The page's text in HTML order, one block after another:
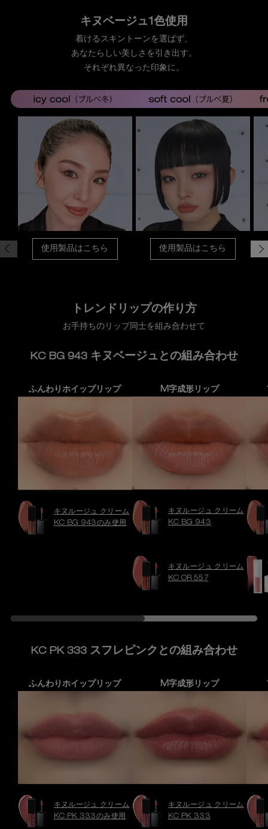
キヌベージュ1色使用
着けるスキントーンを選ばず、
あなたらしい美しさを引き出す。
それぞれ異なった印象に。
使用製品はこちら 使用製品はこちら
トレンドリップの作り方
お手持ちのリップ同士を組み合わせて
KC BG 943 キヌベージュとの組み合わせ
ふんわりホイップリップ
キヌルージュ クリーム
KC BG 943のみ使用
M字成形リップ
キヌルージュ クリーム
KC BG 943
キヌルージュ クリーム
KC OR 557
KC PK 333 スフレピンクとの組み合わせ
ふんわりホイップリップ
キヌルージュ クリーム
KC PK 333のみ使用
M字成形リップ
キヌルージュ クリーム
KC PK 333